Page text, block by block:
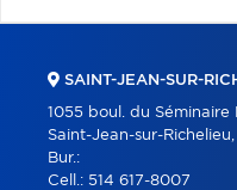
SAINT-JEAN-SUR-
1055 boul. du Séminaire
Saint-Jean-sur-
Bur.:
Cell.: 514 617-8007